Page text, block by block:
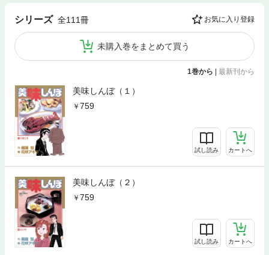
シリーズ 全111冊 お気に入り登録
未購入巻をまとめて買う
1巻から | 最新刊から
美味しんぼ（１）
759
試し読み カートへ
美味しんぼ（２）
759
試し読み カートへ